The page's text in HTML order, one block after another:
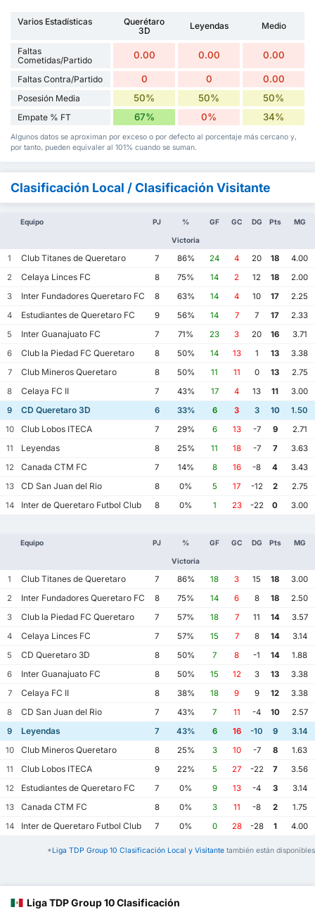
Varios Estadísticas
Querétaro
3D
Leyendas Medio
Faltas
Cometidas/Partido
0.00 0.00 0.00
Faltas Contra/Partido 0 0 0.00
Posesión Media 50% 50% 50%
Empate % FT 67% 0% 34%
Algunos datos se aproximan por exceso o por defecto al porcentaje más cercano y,
por tanto, pueden equivaler al 101% cuando se suman.
Clasificación Local / Clasificación Visitante
Equipo PJ %
Victoria
GF GC DG Pts MG
1 Club Titanes de Queretaro 7 86% 24 4 20 18
4.00
2
Celaya Linces FC 8 75% 14 2 12 18
2.00
3
Inter Fundadores Queretaro FC 8 63% 14 4 10 17
2.25
4
Estudiantes de Queretaro FC 9 56% 14 7 7 17
2.33
5
Inter Guanajuato FC 7 71% 23 3 20 16
3.71
6
Club la Piedad FC Queretaro 8 50% 14 13 1 13
3.38
7
Club Mineros Queretaro 8 50% 11 11 0 13
2.75
8
Celaya FC II 7 43% 17 4 13 11
3.00
9
CD Queretaro 3D 6 33% 6 3 3 10
1.50
10
Club Lobos ITECA 7 29% 6 13 -7 9
2.71
11
Leyendas 8 25% 11 18 -7 7
3.63
12
Canada CTM FC 7 14% 8 16 -8 4
3.43
13
CD San Juan del Rio 8 0% 5 17 -12 2
2.75
14
Inter de Queretaro Futbol Club 8 0% 1 23 -22 0 3.00
Equipo PJ %
Victoria
GF GC DG Pts MG
1 Club Titanes de Queretaro 7 86% 18 3 15 18
3.00
2
Inter Fundadores Queretaro FC 8 75% 14 6 8 18
2.50
3
Club la Piedad FC Queretaro 7 57% 18 7 11 14
3.57
4
Celaya Linces FC 7 57% 15 7 8 14
3.14
5
CD Queretaro 3D 8 50% 7 8 -1 14
1.88
6
Inter Guanajuato FC 8 50% 15 12 3 13
3.38
7
Celaya FC II 8 38% 18 9 9 12
3.38
8
CD San Juan del Rio 7 43% 7 11 -4 10
2.57
9
Leyendas 7 43% 6 16 -10 9
3.14
10
Club Mineros Queretaro 8 25% 3 10 -7 8
1.63
11
Club Lobos ITECA 9 22% 5 27 -22 7
3.56
12
Estudiantes de Queretaro FC 7 0% 9 13 -4 3
3.14
13
Canada CTM FC 8 0% 3 11 -8 2
1.75
14
Inter de Queretaro Futbol Club 7 0% 0 28 -28 1 4.00
*Liga TDP Group 10 Clasificación Local y Visitante también están disponibles
Liga TDP Group 10 Clasificación